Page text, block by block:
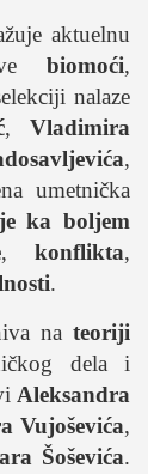
aktuelnu
biomoći,
nalaze
,Vladimira
,
umetnička
ka boljem
, konflikta,
.
na teoriji
dela i
Aleksandra
Vujoševića,
Šoševića.